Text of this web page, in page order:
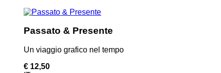
Passato & Presente
Un viaggio grafico nel tempo
€ 12,50